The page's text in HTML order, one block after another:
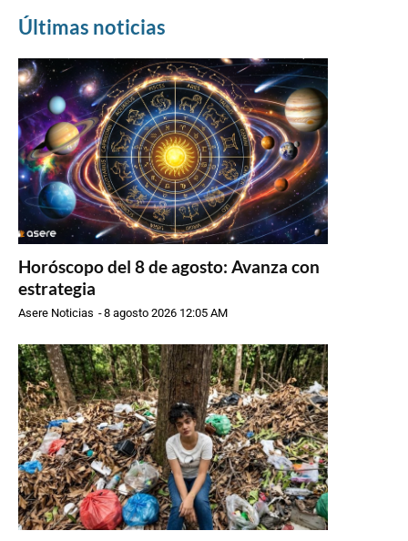
Últimas noticias
Horóscopo del 8 de agosto: Avanza con
estrategia
Asere Noticias -8 agosto 2026 12:05 AM